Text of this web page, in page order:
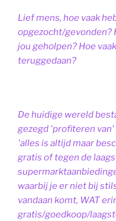
Lief mens, hoe vaak
opgezocht/gevonden?
jou geholpen? Hoe
teruggedaan?
De huidige wereld
gezegd 'profiteren
'alles is altijd maar
gratis of tegen de
waarbij je er niet bij
vandaan komt, WAT
gratis/goedkoop/